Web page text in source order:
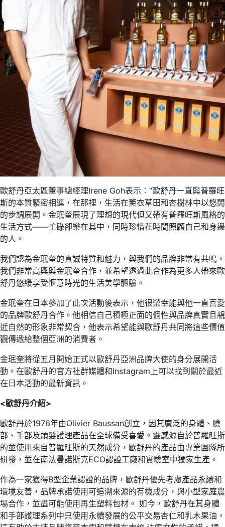
歐舒丹亞太區董事總經理Irene Goh表示：“歐舒丹一直與普羅旺
斯的本質緊密相連，在那裡，生活在薰衣草田和杏樹林中以悠閒
的步調展開。金珉奎展現了理想的現代但又帶有普羅旺斯風格的
生活方式——忙碌卻樂在其中，同時珍惜花時間照顧自己和身邊
的人。
我們認為金珉奎的真誠特質和魅力，與我們的品牌非常有共鳴。
我們非常高興與金珉奎合作，並希望透過此合作為更多人帶來歐
舒丹悠緩享受愜意時光的生活美學體驗。
金珉奎在日本參加了此次活動後表示，他很榮幸能與他一直喜愛
的品牌歐舒丹合作。他相信自己積極正面的個性與品牌真實且親
近自然的形象非常契合，他表示希望能與歐舒丹共同將這些價值
觀傳遞給整個亞洲的消費者。
金珉奎將從五月開始正式以歐舒丹亞洲品牌大使的身分展開活
動。在歐舒丹的官方社群媒體和Instagram上可以找到關於最近
在日本活動的最新資訊。
<歐舒丹介紹>
歐舒丹於1976年由Olivier Baussan創立，因其廣泛的身體、臉
部、手部及頭髮護理產品在全球備受喜愛。靈感源自於普羅旺斯
的並使用來自普羅旺斯的天然成分，歐舒丹的產品由專業團隊所
研發，並在南法曼諾斯克ECO認證工廠和實驗室中獨家生產。
作為一家獲得B型企業認證的品牌，歐舒丹優先考慮產品永續和
環境友善，品牌承諾使用可追溯來源的有機成分，與小型家庭農
場合作，並盡可能使用再生塑料包材。 如今，歐舒丹在其身體
和手部護理系列中只使用永續發展的公平交易杏仁和乳木果油，